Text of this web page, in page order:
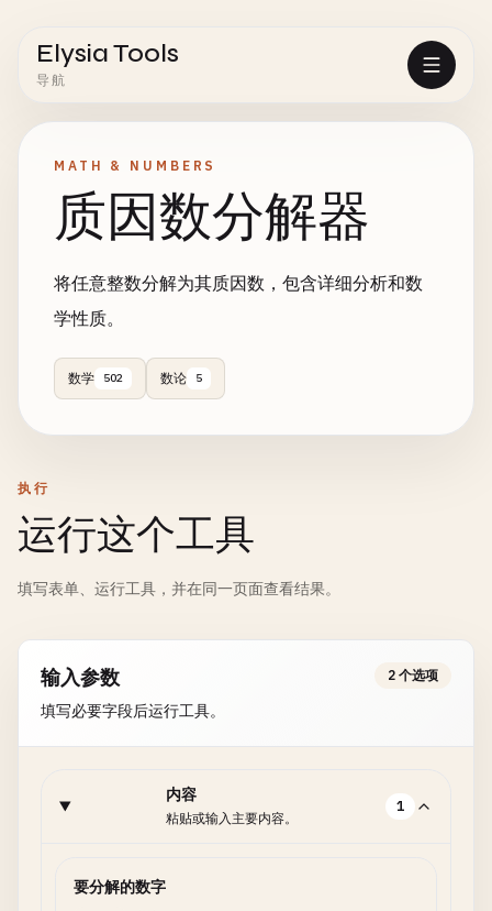
Elysia Tools
导航
MATH & NUMBERS
质因数分解器
将任意整数分解为其质因数，包含详细分析和数
学性质。
数学 502 数论 5
执行
运行这个工具
填写表单、运行工具，并在同一页面查看结果。
输入参数
填写必要字段后运行工具。
2 个选项
内容
粘贴或输入主要内容。
1
要分解的数字